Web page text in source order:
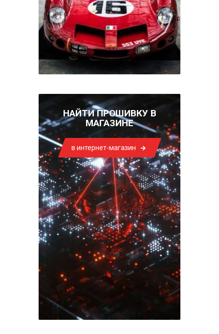
НАЙТИ ПРОШИВКУ В
МАГАЗИНЕ
в интернет-магазин